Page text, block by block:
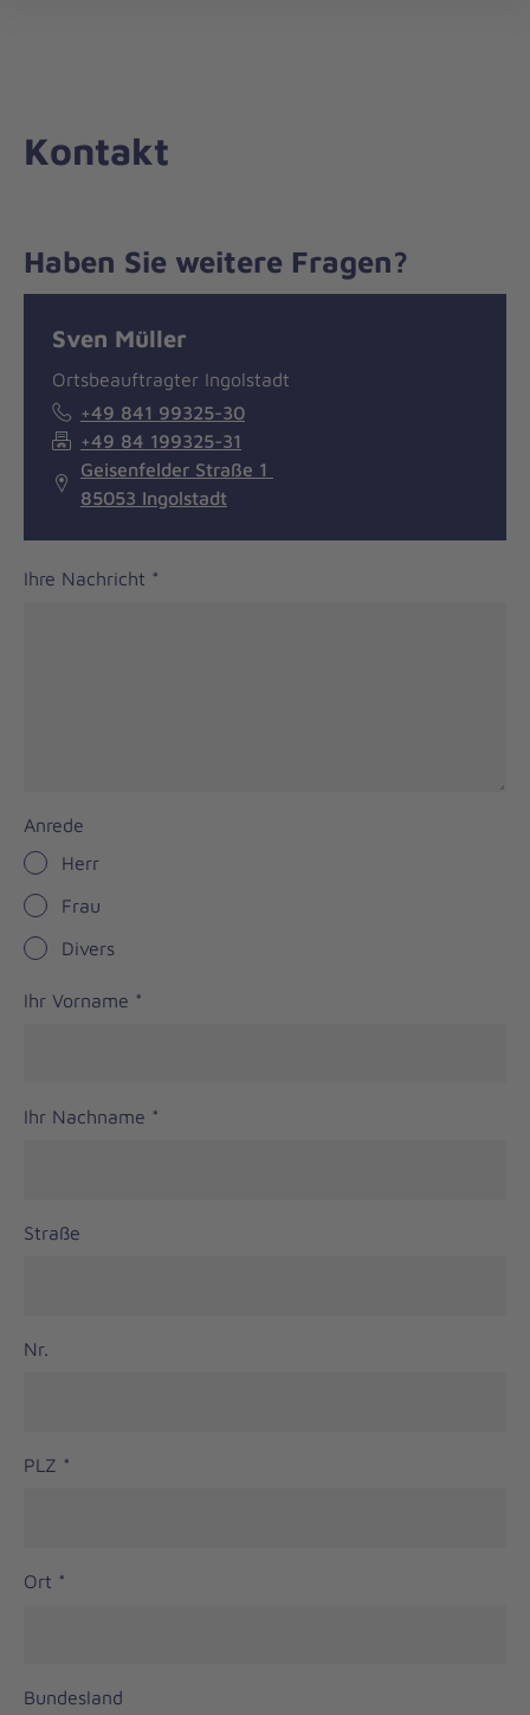
zum
Kontakt
Haben Sie weitere Fragen?
Sven Müller
Ortsbeauftragter Ingolstadt
+49 841 99325-30
+49 84 199325-31
Geisenfelder Straße 1
85053 Ingolstadt
Ihre Nachricht *
Anrede
Herr
Frau
Divers
Ihr Vorname *
Ihr Nachname *
Straße
Nr.
PLZ *
Ort *
Bundesland